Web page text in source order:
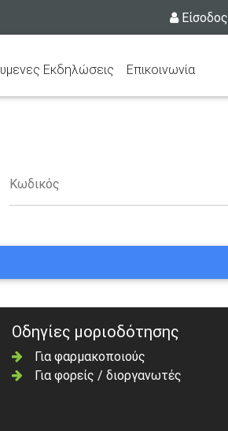
Είσοδος
Εκδηλώσεις Επικοινωνία
Κωδικός
Οδηγίες μοριοδότησης
Για φαρμακοποιούς
Για φορείς / διοργανωτές